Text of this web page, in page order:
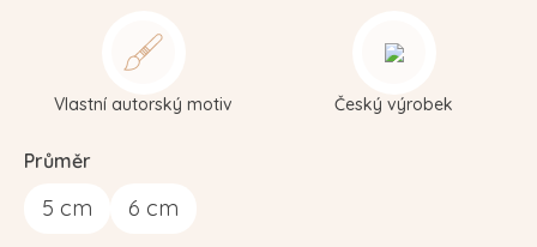
Průměr
5 cm 6 cm
Vlastní autorský motiv Český výrobek